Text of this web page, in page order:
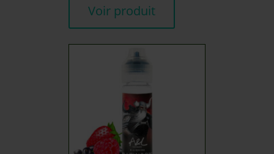
Voir produit